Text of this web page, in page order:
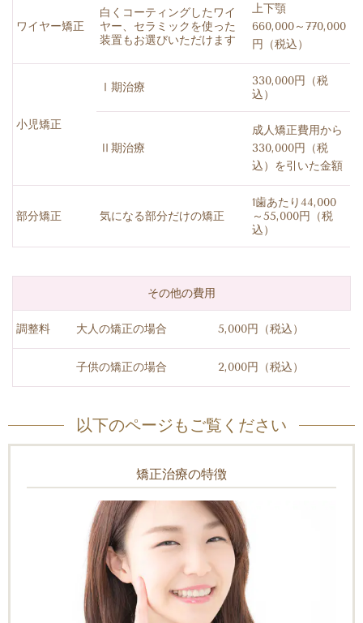
ワイヤー矯正
白くコーティングしたワイ
ヤー、セラミックを使った
装置もお選びいただけます
上下顎
660,000～770,000
円（税込）
小児矯正
Ⅰ期治療
330,000円（税
込）
Ⅱ期治療
成人矯正費用から
330,000円（税
込）を引いた金額
部分矯正 気になる部分だけの矯正
1歯あたり44,000
～55,000円
（税
込）
その他の費用
調整料 大人の矯正の場合 5,000円（税込）
子供の矯正の場合 2,000円（税込）
以下のページもご覧ください
矯正治療の特徴